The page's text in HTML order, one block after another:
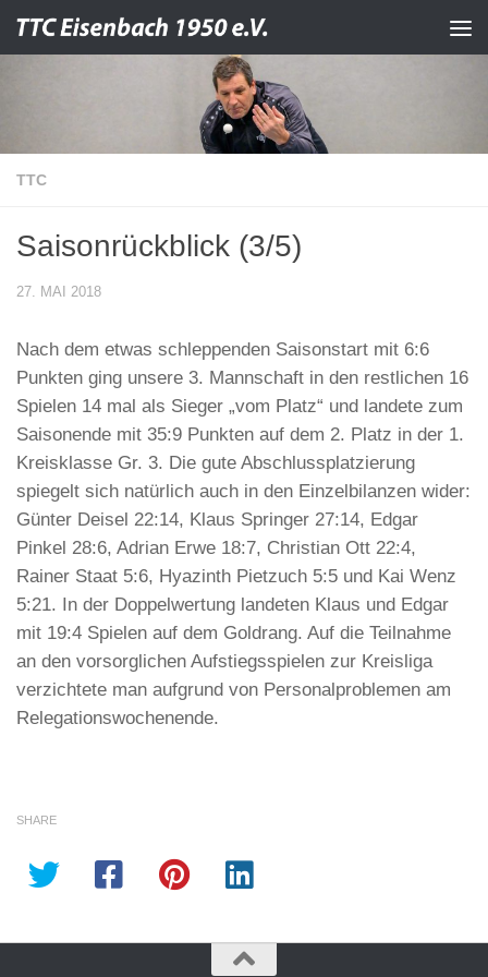
Zum Inhalt springen
TTC
Saisonrückblick (3/5)
27. MAI 2018
Nach dem etwas schleppenden Saisonstart mit 6:6
Punkten ging unsere 3. Mannschaft in den restlichen 16
Spielen 14 mal als Sieger „vom Platz“ und landete zum
Saisonende mit 35:9 Punkten auf dem 2. Platz in der 1.
Kreisklasse Gr. 3. Die gute Abschlussplatzierung
spiegelt sich natürlich auch in den Einzelbilanzen wider:
Günter Deisel 22:14, Klaus Springer 27:14, Edgar
Pinkel 28:6, Adrian Erwe 18:7, Christian Ott 22:4,
Rainer Staat 5:6, Hyazinth Pietzuch 5:5 und Kai Wenz
5:21. In der Doppelwertung landeten Klaus und Edgar
mit 19:4 Spielen auf dem Goldrang. Auf die Teilnahme
an den vorsorglichen Aufstiegsspielen zur Kreisliga
verzichtete man aufgrund von Personalproblemen am
Relegationswochenende.
SHARE